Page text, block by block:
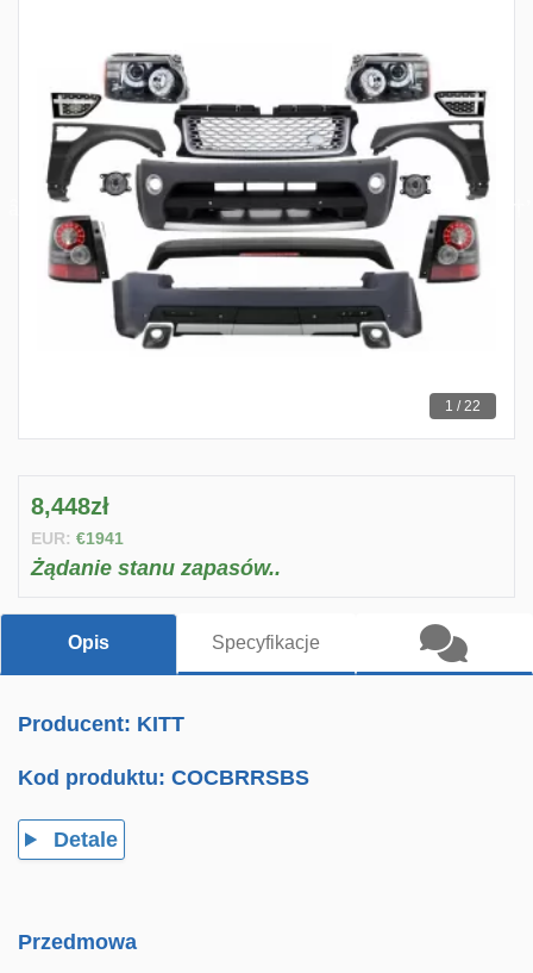
1 / 22
8,448zł
EUR: €1941
Żądanie stanu zapasów..
Opis Specyfikacje
Producent: KITT
Kod produktu:COCBRRSBS
Detale
Przedmowa